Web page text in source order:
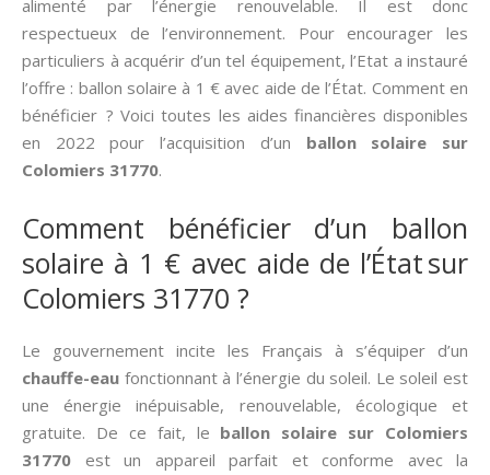
alimenté par l’énergie renouvelable. Il est donc
respectueux de l’environnement. Pour encourager les
particuliers à acquérir d’un tel équipement, l’Etat a instauré
l’offre : ballon solaire à 1 € avec aide de l’État. Comment en
bénéficier ? Voici toutes les aides financières disponibles
en 2022 pour l’acquisition d’un ballon solaire sur
Colomiers 31770.
Comment bénéficier d’un ballon
solaire à 1 € avec aide de l’État sur
Colomiers 31770 ?
Le gouvernement incite les Français à s’équiper d’un
chauffe-eau fonctionnant à l’énergie du soleil. Le soleil est
une énergie inépuisable, renouvelable, écologique et
gratuite. De ce fait, le ballon solaire sur Colomiers
31770 est un appareil parfait et conforme avec la